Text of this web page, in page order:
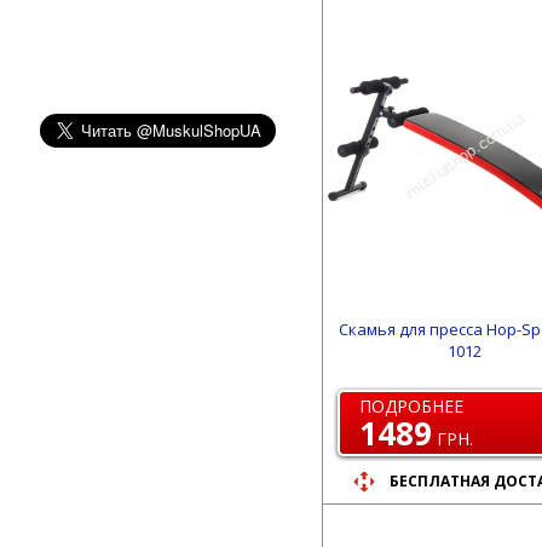
Скамья для пресса Hop-
1012
ПОДРОБНЕЕ
1489 ГРН.
БЕСПЛАТНАЯ